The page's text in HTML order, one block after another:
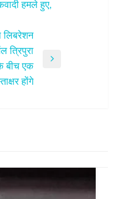
हमले हुए,
लिबरेशन
त्रिपुरा
बीच एक
होंगे